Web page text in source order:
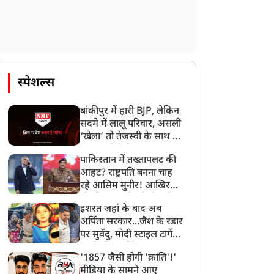
स्पेशल्स
बांकीपुर में हारी BJP, लेकिन
सदमे में लालू परिवार, असली
‘खेला’ तो तेजस्वी के साथ हो
पाकिस्तान में तख्तापलट की
आहट? राष्ट्रपति बनना चाह
रहे आसिम मुनीर! आखिर
बनाया मोहरा?
इशरत जहां के बाद अब
अर्पिता सरकार...जैश के रडार
पर सुवेंदु, मोदी स्टाइल टार्गेट
बड़ा एक्शन!
'1857 जैसी होगी 'क्रांति'!'
मीडिया के सामने आए